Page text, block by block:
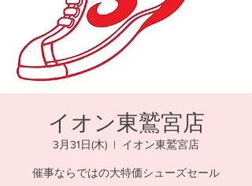
イオン東鷲宮店
3月31日(木)
  |
イオン東鷲宮店
催事ならではの大特価シューズセール